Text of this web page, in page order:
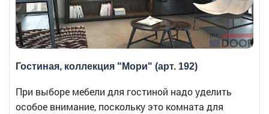
Гостиная, коллекция "Мори" (арт. 192)
При выборе мебели для гостиной надо уделить
особое внимание, поскольку это комната для